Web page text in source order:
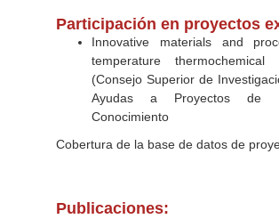
Participación en proyectos
Innovative materials and
temperature
(Consejo Superior de
Ayudas a Proyectos de
Conocimiento
Cobertura de la base de datos de
Publicaciones: